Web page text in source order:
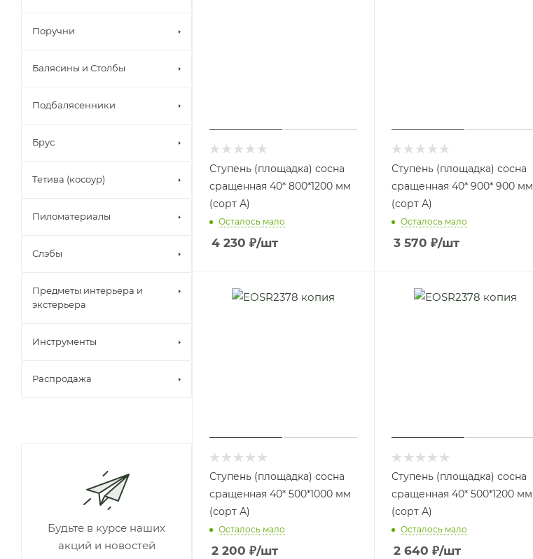
Ступень (площадка) сосна
сращенная 40* 800*1200 мм
(сорт А)
Осталось мало
4 230 ₽/шт
Ступень (площадка) сосна
сращенная 40* 900* 900 мм
(сорт А)
Осталось мало
3 570 ₽/шт
Ступень (площадка) сосна
сращенная 40* 500*1000 мм
(сорт А)
Осталось мало
2 200 ₽/шт
Ступень (площадка) сосна
сращенная 40* 500*1200 мм
(сорт А)
Осталось мало
2 640 ₽/шт
Поручни
Балясины и Столбы
Подбалясенники
Брус
Тетива (косоур)
Пиломатериалы
Слэбы
Предметы интерьера и
экстерьера
Инструменты
Распродажа
Будьте в курсе наших
акций и новостей